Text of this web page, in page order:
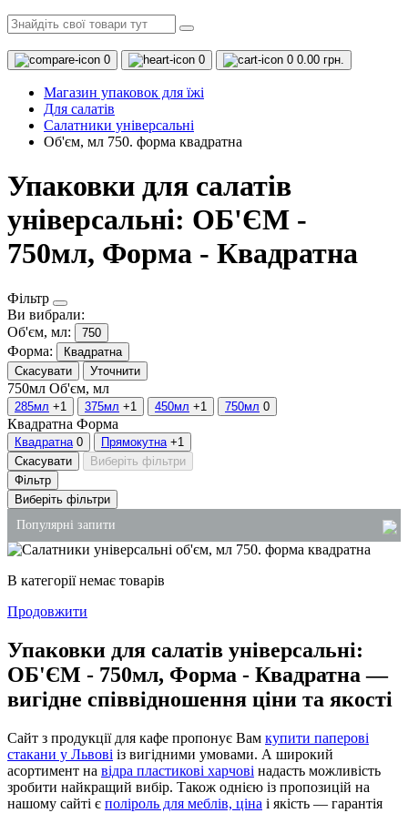
0 0 0 0.00 грн.
Магазин упаковок для їжі
Для салатів
Салатники універсальні
Об'єм, мл 750. форма квадратна
Упаковки для салатів
універсальні: ОБ'ЄМ -
750мл, Форма - Квадратна
Фільтр
Ви вибрали:
Об'єм, мл:
750
Форма:
Квадратна
Скасувати
Уточнити
750мл Об'єм, мл
285мл +1 375мл +1 450мл +1 750мл 0
Квадратна Форма
Квадратна 0 Прямокутна +1
Скасувати
Виберіть фільтри
Фільтр
Виберіть фільтри
Популярні запити
купити пластикову коробку для торта
купити лотки для ягід
упаковка суші
купити оптом пакети для сміття
замовити пакети київ
В категорії немає товарів
Продовжити
Упаковки для салатів універсальні:
ОБ'ЄМ - 750мл, Форма - Квадратна —
вигідне співвідношення ціни та якості
Сайт з продукції для кафе пропонує Вам купити паперові
стакани у Львові із вигідними умовами. А широкий
асортимент на відра пластикові харчові надасть можливість
зробити найкращий вибір. Також однією із пропозицій на
нашому сайті є поліроль для меблів, ціна і якість — гарантія